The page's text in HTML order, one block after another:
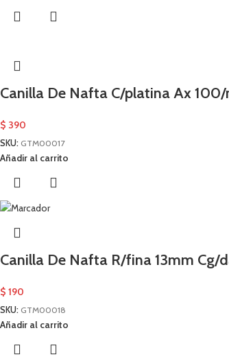
Canilla De Nafta C/platina Ax
$ 390
SKU: GTM00017
Añadir al carrito
Canilla De Nafta R/fina 13mm
$ 190
SKU: GTM00018
Añadir al carrito